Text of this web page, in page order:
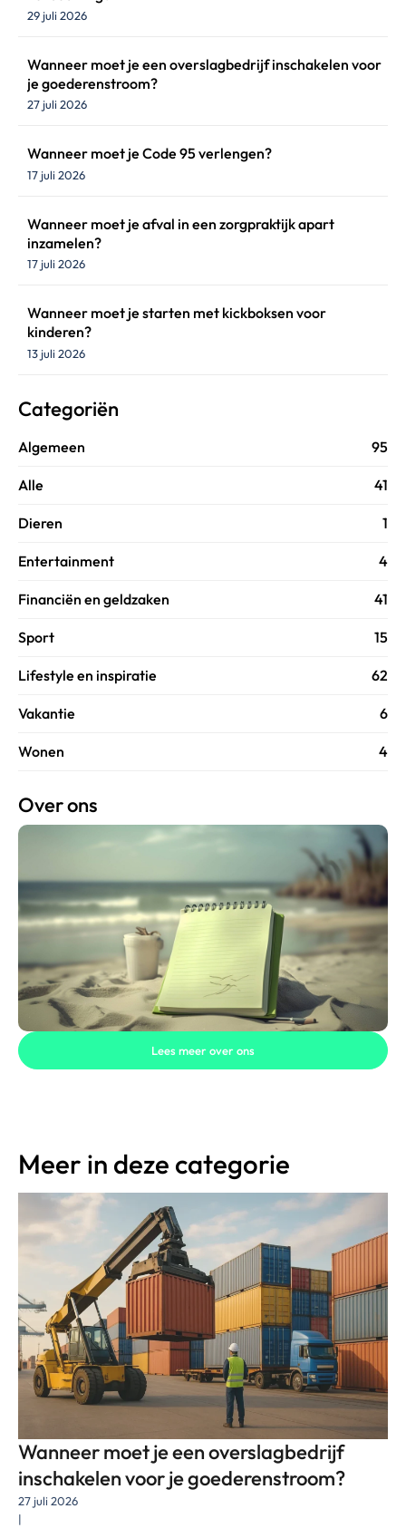
29 juli 2026
Wanneer moet je een overslagbedrijf inschakelen voor
je goederenstroom?
27 juli 2026
Wanneer moet je Code 95 verlengen?
17 juli 2026
Wanneer moet je afval in een zorgpraktijk apart
inzamelen?
17 juli 2026
Wanneer moet je starten met kickboksen voor
kinderen?
13 juli 2026
Categoriën
Algemeen 95
Alle 41
Dieren 1
Entertainment 4
Financiën en geldzaken 41
Sport 15
Lifestyle en inspiratie 62
Vakantie 6
Wonen 4
Over ons
Lees meer over ons
Meer in deze categorie
Wanneer moet je een overslagbedrijf
inschakelen voor je goederenstroom?
27 juli 2026
|